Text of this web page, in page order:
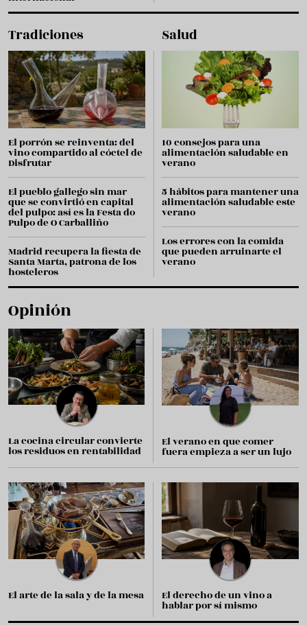
Tradiciones
El porrón se reinventa: del
vino compartido al cóctel de
Disfrutar
El pueblo gallego sin mar
que se convirtió en capital
del pulpo: así es la Festa do
Pulpo de O Carballiño
Madrid recupera la fiesta de
Santa Marta, patrona de los
hosteleros
Salud
10 consejos para una
alimentación saludable en
verano
5 hábitos para mantener una
alimentación saludable este
verano
Los errores con la comida
que pueden arruinarte el
verano
Opinión
La cocina circular convierte
los residuos en rentabilidad
El verano en que comer
fuera empieza a ser un lujo
El arte de la sala y de la mesa El derecho de un vino a
hablar por sí mismo